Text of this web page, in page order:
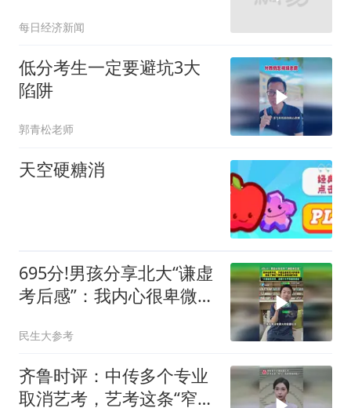
空的"
每日经济新闻
低分考生一定要避坑3大
陷阱
郭青松老师
天空硬糖消
695分!男孩分享北大“谦虚
考后感”：我内心很卑微，
民生大参考
齐鲁时评：中传多个专业
取消艺考，艺考这条“窄